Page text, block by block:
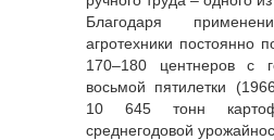
Благодаря
агротехники постоянно
170–180 центнеров с
восьмой пятилетки
10 645 тонн
среднегодовой